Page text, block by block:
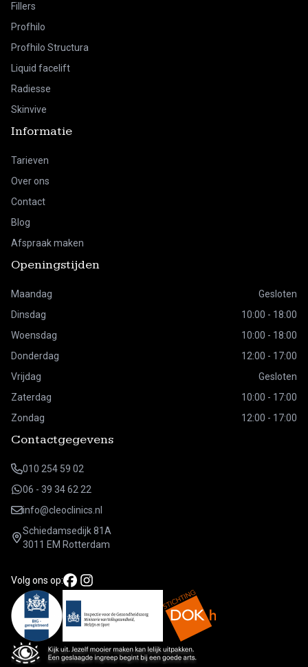
Fillers
Profhilo
Profhilo Structura
Liquid facelift
Radiesse
Skinvive
Informatie
Tarieven
Over ons
Contact
Blog
Afspraak maken
Openingstijden
Maandag
Dinsdag
Woensdag
Donderdag
Vrijdag
Zaterdag
Zondag
Gesloten
10:00 - 18:00
10:00 - 18:00
12:00 - 17:00
Gesloten
10:00 - 17:00
12:00 - 17:00
Contactgegevens
010 254 59 02
06 - 39 34 62 22
info@cleoclinics.nl
Schiedamsedijk 81A
3011 EM Rotterdam
Volg ons op: